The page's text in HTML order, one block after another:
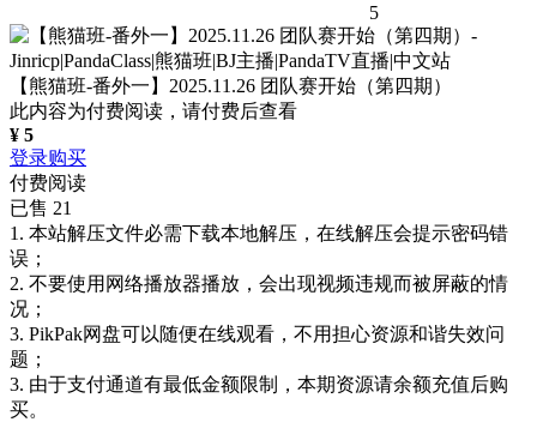
5
【熊猫班-番外一】2025.11.26 团队赛开始（第四期）
此内容为付费阅读，请付费后查看
¥ 5
登录购买
付费阅读
已售 21
1. 本站解压文件必需下载本地解压，在线解压会提示密码错
误；
2. 不要使用网络播放器播放，会出现视频违规而被屏蔽的情
况；
3. PikPak网盘可以随便在线观看，不用担心资源和谐失效问
题；
3. 由于支付通道有最低金额限制，本期资源请余额充值后购
买。